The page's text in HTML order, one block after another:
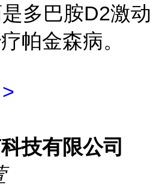
多巴胺D2激动
帕金森病。
技有限公司